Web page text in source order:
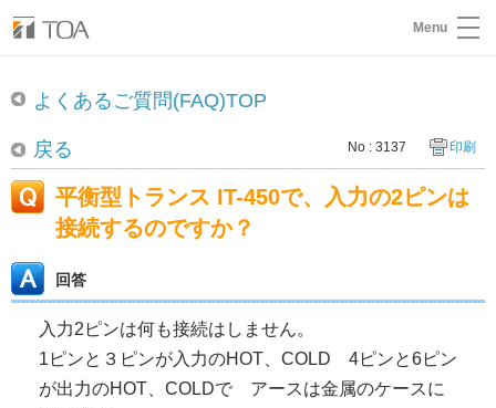
Menu
よくあるご質問(FAQ)TOP
戻る No : 3137 印刷
平衡型トランス IT-450で、入力の2ピンは
接続するのですか？
回答
入力2ピンは何も接続はしません。
1ピンと３ピンが入力のHOT、COLD 4ピンと6ピン
が出力のHOT、COLDで アースは金属のケースに